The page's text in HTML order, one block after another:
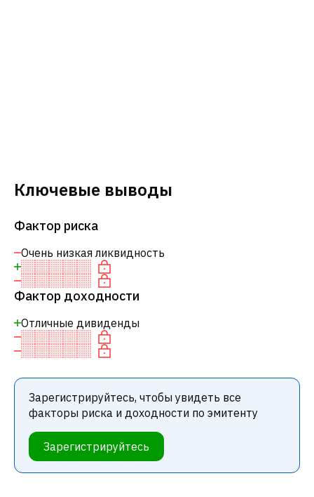
Ключевые выводы
Фактор риска
Очень низкая ликвидность
Фактор доходности
Отличные дивиденды
Зарегистрируйтесь, чтобы увидеть все
факторы риска и доходности по эмитенту
Зарегистрируйтесь